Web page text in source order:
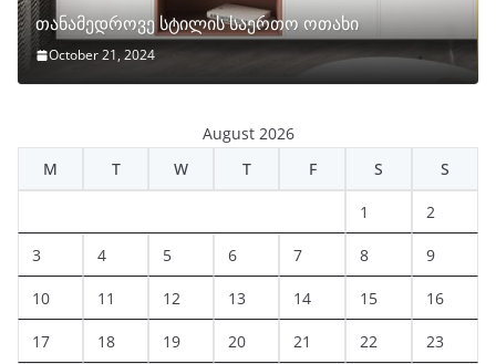
თანამედროვე სტილის საერთო ოთახი
October 21, 2024
August 2026
M
T W T F S S
1 2
3 4 5 6 7 8 9
10 11 12 13 14 15 16
17 18 19 20 21 22 23